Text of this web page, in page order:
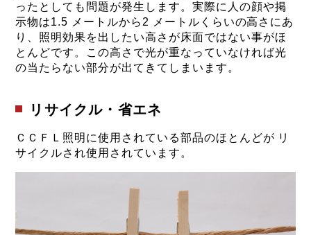
ったとしても問題が発生します。実際に人の顔や掲
示物は1.5 メートルから2 メートルくらいの高さにあ
り、照明効果を出したい高さが床面ではない事がほ
とんどです。この高さで光が重なっていなければ光
の当たらない部分が出てきてしまいます。
リサイクル・省エネ
ＣＣＦＬ照明に使用されている部品のほとんどが リ
サイクルされ使用されています。